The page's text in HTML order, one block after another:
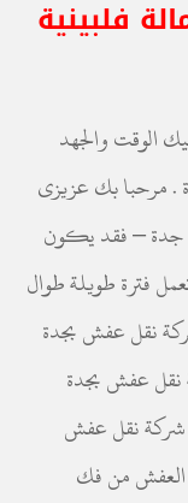
فلبينية
الوقت والجهد
مرحبا بك عزيزى
جدة – فقد يكون
فترة طويلة طوال
نقل عفش بجدة
نقل عفش بجدة
شركة نقل عفش
العفش من فك